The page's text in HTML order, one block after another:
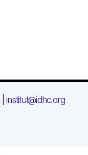
institut@idhc.org